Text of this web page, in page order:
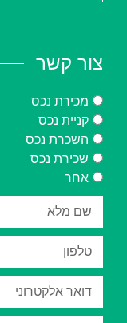
צור קשר
מכירת נכס
קניית נכס
השכרת נכס
שכירת נכס
אחר